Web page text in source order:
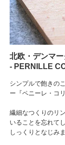
北欧・デンマ
‐ PERNILLE
シンプルで飽きの
ー『ペニーレ・コリ
繊細なつくりのリ
いることを忘れて
しっくりとなじみま